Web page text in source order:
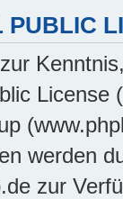
PUBLIC
License
werden
zur